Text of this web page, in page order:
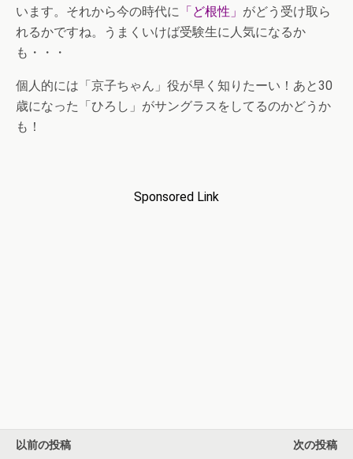
います。それから今の時代に 「ど根性」 がどう受け取ら
れるかですね。うまくいけば受験生に人気になるか
も・・・
個人的には「京子ちゃん」役が早く知りたーい！あと30
歳になった「ひろし」がサングラスをしてるのかどうか
も！
Sponsored Link
以前の投稿
次の投稿